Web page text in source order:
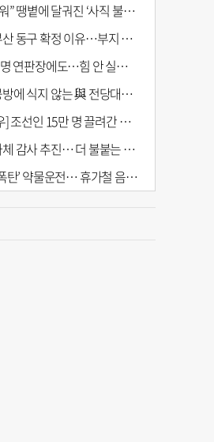
에 달궈진 ‘사직 불가마’ 관중석 무려 70도
부지 용이성·접근성·집적 가능성이 운명 갈랐다 [해수부 북항 시대]
에도…힘 안 실리는 ‘장동혁 사퇴’ 공세
는 與 전당대회… 호남·수도권 집중하는 후보들
만 명 끌려간 치쿠호 탄광… 대를 이은 진실 캐기
사 추진… 더 불붙는 북구 신청사 갈등
전… 휴가철 음주와 병행 단속 [교통안전, 시민이 만든다]